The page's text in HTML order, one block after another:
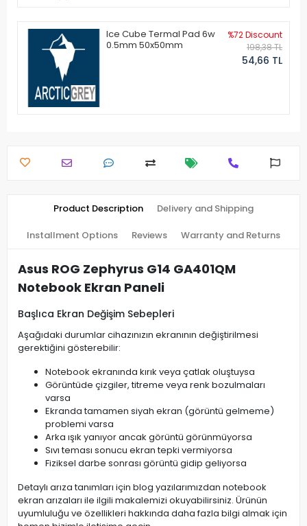
Ice Cube Termal Pad 6w
0.5mm 50x50mm
%72 Discount
198,38 TL
54,66 TL
Product Description Delivery and Shipping
Installment Options Reviews Warranty and Returns
Asus ROG Zephyrus G14 GA401QM
Notebook Ekran Paneli
Başlıca Ekran Değişim Sebepleri
Aşağıdaki durumlar cihazınızın ekranının değiştirilmesi
gerektiğini gösterebilir:
Notebook ekranında kırık veya çatlak oluştuysa
Görüntüde çizgiler, titreme veya renk bozulmaları
varsa
Ekranda tamamen siyah ekran (görüntü gelmeme)
problemi varsa
Arka ışık yanıyor ancak görüntü görünmüyorsa
Sıvı teması sonucu ekran tepki vermiyorsa
Fiziksel darbe sonrası görüntü gidip geliyorsa
Detaylı arıza tanımları için blog yazılarımızdan notebook
ekran arızaları ile ilgili makalemizi okuyabilirsiniz. Ürünün
uyumluluğu ve özellikleri hakkında daha fazla bilgi almak için